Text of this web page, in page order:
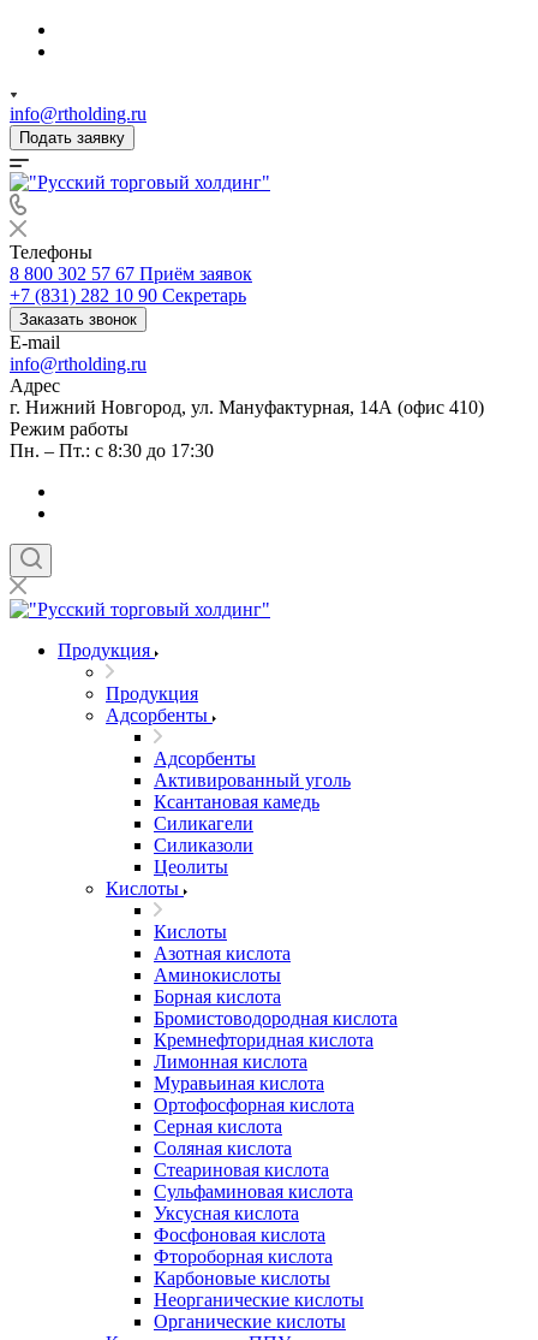
info@rtholding.ru
Подать заявку
Телефоны
8 800 302 57 67 Приём заявок
+7 (831) 282 10 90 Секретарь
Заказать звонок
E-mail
info@rtholding.ru
Адрес
г. Нижний Новгород, ул. Мануфактурная, 14А (офис 410)
Режим работы
Пн. – Пт.: с 8:30 до 17:30
Продукция
Продукция
Адсорбенты
Адсорбенты
Активированный уголь
Ксантановая камедь
Силикагели
Силиказоли
Цеолиты
Кислоты
Кислоты
Азотная кислота
Аминокислоты
Борная кислота
Бромистоводородная кислота
Кремнефторидная кислота
Лимонная кислота
Муравьиная кислота
Ортофосфорная кислота
Серная кислота
Соляная кислота
Стеариновая кислота
Сульфаминовая кислота
Уксусная кислота
Фосфоновая кислота
Фтороборная кислота
Карбоновые кислоты
Неорганические кислоты
Органические кислоты